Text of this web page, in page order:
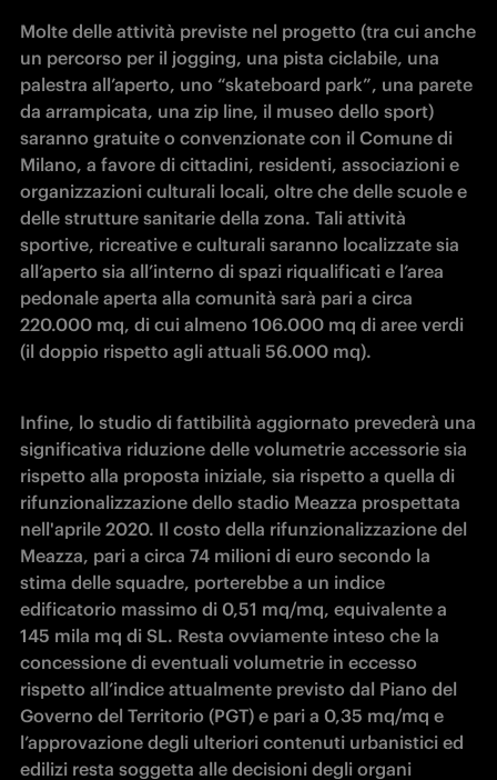
Molte delle attività previste nel progetto (tra cui anche
un percorso per il jogging, una pista ciclabile, una
palestra all’aperto, uno “skateboard park”, una parete
da arrampicata, una zip line, il museo dello sport)
saranno gratuite o convenzionate con il Comune di
Milano, a favore di cittadini, residenti, associazioni e
organizzazioni culturali locali, oltre che delle scuole e
delle strutture sanitarie della zona. Tali attività
sportive, ricreative e culturali saranno localizzate sia
all’aperto sia all’interno di spazi riqualificati e l’area
pedonale aperta alla comunità sarà pari a circa
220.000 mq, di cui almeno 106.000 mq di aree verdi
(il doppio rispetto agli attuali 56.000 mq).
Infine, lo studio di fattibilità aggiornato prevederà una
significativa riduzione delle volumetrie accessorie sia
rispetto alla proposta iniziale, sia rispetto a quella di
rifunzionalizzazione dello stadio Meazza prospettata
nell'aprile 2020. Il costo della rifunzionalizzazione del
Meazza, pari a circa 74 milioni di euro secondo la
stima delle squadre, porterebbe a un indice
edificatorio massimo di 0,51 mq/mq, equivalente a
145 mila mq di SL. Resta ovviamente inteso che la
concessione di eventuali volumetrie in eccesso
rispetto all’indice attualmente previsto dal Piano del
Governo del Territorio (PGT) e pari a 0,35 mq/mq e
l’approvazione degli ulteriori contenuti urbanistici ed
edilizi resta soggetta alle decisioni degli organi